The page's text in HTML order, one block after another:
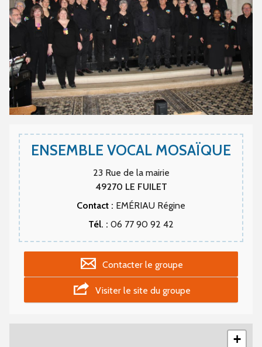
ENSEMBLE VOCAL MOSAÏQUE
23 Rue de la mairie
49270 LE FUILET
Contact : EMÉRIAU Régine
Tél. : 06 77 90 92 42
Contacter le groupe
Visiter le site du groupe
+